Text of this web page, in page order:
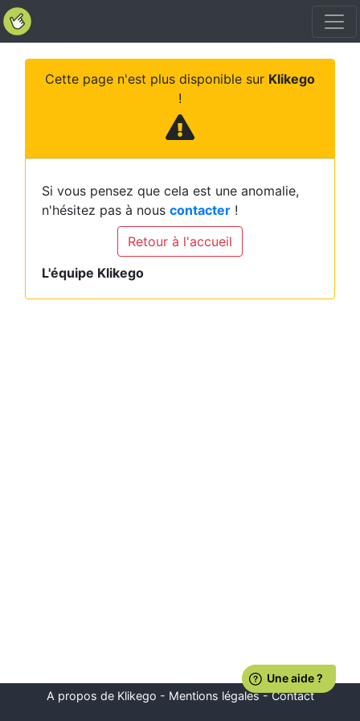
Cette page n'est plus disponible sur Klikego
!
Si vous pensez que cela est une anomalie,
n'hésitez pas à nous contacter !
Retour à l'accueil
L'équipe Klikego
A propos de Klikego - Mentions légales-Contact